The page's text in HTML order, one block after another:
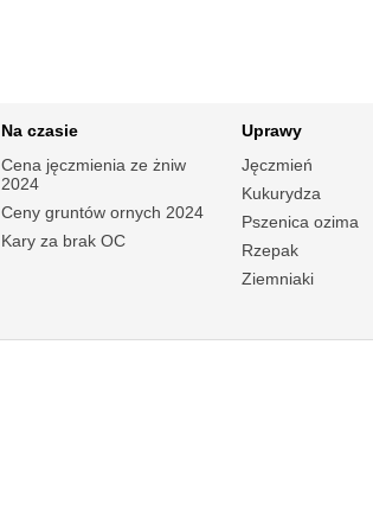
Na czasie
Cena jęczmienia ze żniw
2024
Ceny gruntów ornych 2024
Kary za brak OC
Uprawy
Jęczmień
Kukurydza
Pszenica ozima
Rzepak
Ziemniaki